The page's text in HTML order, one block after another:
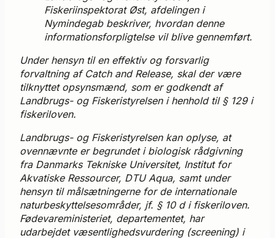
Fiskeriinspektorat Øst, afdelingen i
Nymindegab beskriver, hvordan denne
informationsforpligtelse vil blive gennemført.
Under hensyn til en effektiv og forsvarlig
forvaltning af Catch and Release, skal der være
tilknyttet opsynsmænd, som er godkendt af
Landbrugs- og Fiskeristyrelsen i henhold til § 129 i
fiskeriloven.
Landbrugs- og Fiskeristyrelsen kan oplyse, at
ovennævnte er begrundet i biologisk rådgivning
fra Danmarks Tekniske Universitet, Institut for
Akvatiske Ressourcer, DTU Aqua, samt under
hensyn til målsætningerne for de internationale
naturbeskyttelsesområder, jf. § 10 d i fiskeriloven.
Fødevareministeriet, departementet, har
udarbejdet væsentlighedsvurdering (screening) i